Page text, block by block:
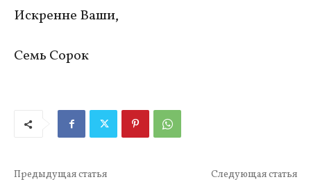
Искренне Ваши,
Семь Сорок
Предыдущая статья Следующая статья